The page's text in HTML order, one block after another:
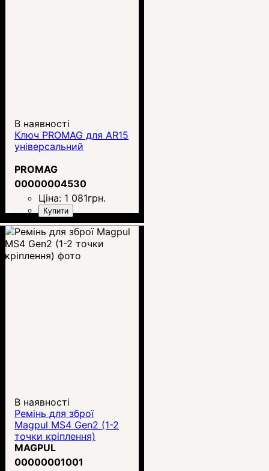
В наявності
Ключ PROMAG для AR15
універсальний
PROMAG
00000004530
Ціна: 1 081грн.
Купити
В наявності
Ремінь для зброї
Magpul MS4 Gen2 (1-2
точки кріплення)
MAGPUL
00000001001